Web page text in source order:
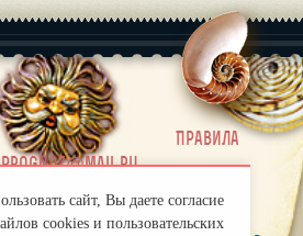
|
Правила
сайт, Вы даете согласие
cookies и пользовательских